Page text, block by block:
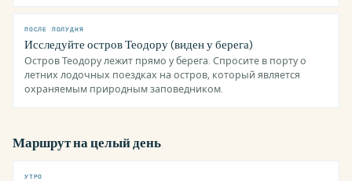
ПОСЛЕ ПОЛУДНЯ
Исследуйте остров Теодору (виден у берега)
Остров Теодору лежит прямо у берега. Спросите в порту о
летних лодочных поездках на остров, который является
охраняемым природным заповедником.
Маршрут на целый день
УТРО